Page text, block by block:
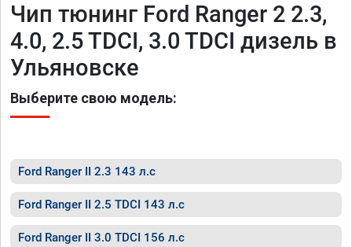
Чип тюнинг Ford Ranger 2 2.3,
4.0, 2.5 TDCI, 3.0 TDCI дизель в
Ульяновске
Выберите свою модель:
Ford Ranger II 2.3 143 л.с
Ford Ranger II 2.5 TDCI 143 л.с
Ford Ranger II 3.0 TDCI 156 л.с